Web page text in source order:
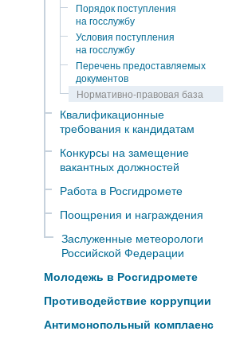
Порядок поступления
на госслужбу
Условия поступления
на госслужбу
Перечень предоставляемых
документов
Нормативно-правовая база
Квалификационные
требования к кандидатам
Конкурсы на замещение
вакантных должностей
Работа в Росгидромете
Поощрения и награждения
Заслуженные метеорологи
Российской Федерации
Молодежь в Росгидромете
Противодействие коррупции
Антимонопольный комплаенс